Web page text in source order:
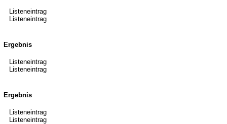
Listeneintrag
Listeneintrag
Ergebnis
Listeneintrag
Listeneintrag
Ergebnis
Listeneintrag
Listeneintrag